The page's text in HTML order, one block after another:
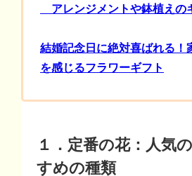
アレンジメントや鉢植えの
結婚記念日に絶対喜ばれる！
を感じるフラワーギフト
１．定番の花：人気
すめの種類